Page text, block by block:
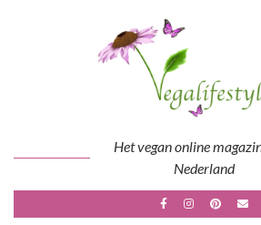
Het vegan online
Nederland